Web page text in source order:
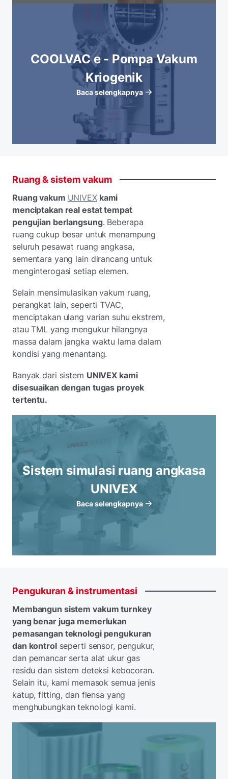
COOLVAC e - Pompa Vakum
Kriogenik
Baca selengkapnya
Ruang&sistemvakum
Ruang vakum UNIVEXkami
menciptakan real estat tempat
pengujian berlangsung. Beberapa
ruang cukup besar untuk menampung
seluruh pesawat ruang angkasa,
sementara yang lain dirancang untuk
menginterogasi setiap elemen.
Selain mensimulasikan vakum ruang,
perangkat lain, seperti TVAC,
menciptakan ulang varian suhu ekstrem,
atau TML yang mengukur hilangnya
massa dalam jangka waktu lama dalam
kondisi yang menantang.
Banyak dari sistem UNIVEX kami
disesuaikan dengan tugas proyek
tertentu.
Sistem simulasi ruang angkasa
UNIVEX
Baca selengkapnya
Pengukuran& instrumentasi
Membangun sistem vakum turnkey
yang benar juga memerlukan
pemasangan teknologi pengukuran
dan kontrolseperti sensor, pengukur,
dan pemancar serta alat ukur gas
residu dan sistem deteksi kebocoran.
Selain itu, kami memasok semua jenis
katup, fitting, dan flensa yang
menghubungkan teknologi kami.